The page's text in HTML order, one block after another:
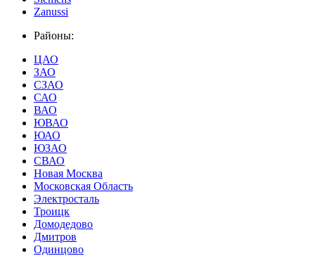
Zanussi
Районы:
ЦАО
ЗАО
СЗАО
САО
ВАО
ЮВАО
ЮАО
ЮЗАО
СВАО
Новая Москва
Московская Область
Электросталь
Троицк
Домодедово
Дмитров
Одинцово